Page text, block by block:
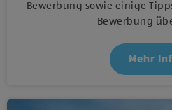
Bewerbung sowie einige
Bewerbung
Mehr